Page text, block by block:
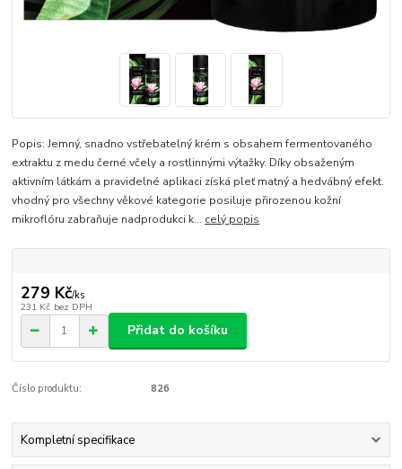
Popis: Jemný, snadno vstřebatelný krém s obsahem fermentovaného
extraktu z medu černé včely a rostlinnými výtažky. Díky obsaženým
aktivním látkám a pravidelné aplikaci získá pleť matný a hedvábný efekt.
vhodný pro všechny věkové kategorie posiluje přirozenou kožní
mikroflóru zabraňuje nadprodukci k... celý popis
279 Kč/ks
231 Kč bez DPH
Přidat do košíku
Číslo produktu: 826
Kompletní specifikace